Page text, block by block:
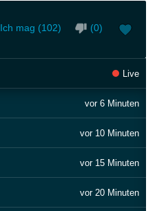
Ich mag (102) (0)
Live
vor 6 Minuten
vor 10 Minuten
vor 15 Minuten
vor 20 Minuten